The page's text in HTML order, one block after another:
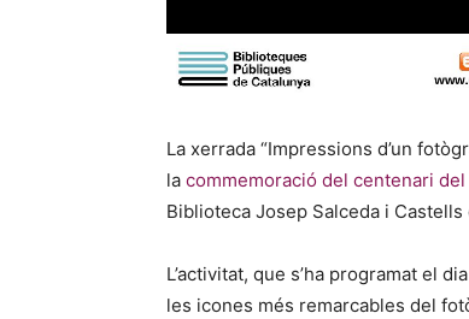
La xerrada “Impressions d’un
la commemoració del centenari
Biblioteca Josep Salceda i Castells
L’activitat, que s’ha programat el
les icones més remarcables del